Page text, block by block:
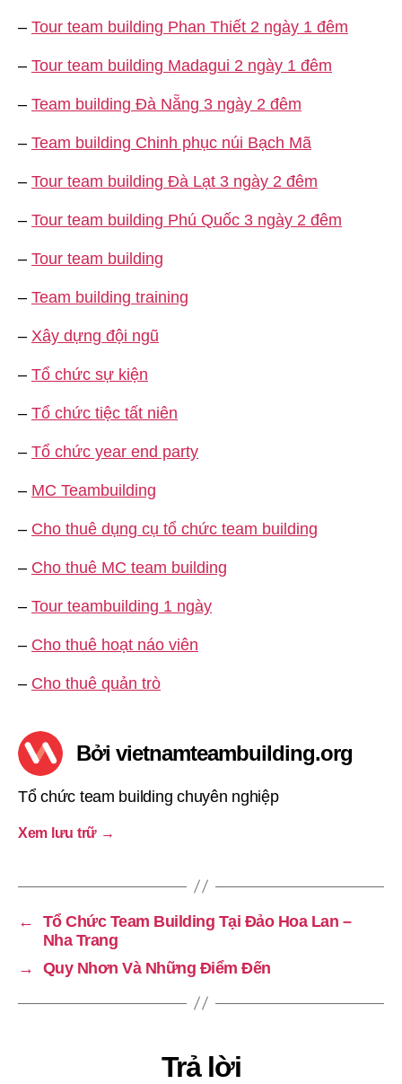
– Tour team building Phan Thiết 2 ngày 1 đêm
– Tour team building Madagui 2 ngày 1 đêm
– Team building Đà Nẵng 3 ngày 2 đêm
– Team building Chinh phục núi Bạch Mã
– Tour team building Đà Lạt 3 ngày 2 đêm
– Tour team building Phú Quốc 3 ngày 2 đêm
– Tour team building
– Team building training
– Xây dựng đội ngũ
– Tổ chức sự kiện
– Tổ chức tiệc tất niên
– Tổ chức year end party
– MC Teambuilding
– Cho thuê dụng cụ tổ chức team building
– Cho thuê MC team building
– Tour teambuilding 1 ngày
– Cho thuê hoạt náo viên
– Cho thuê quản trò
Bởi vietnamteambuilding.org
Tổ chức team building chuyên nghiệp
Xem lưu trữ →
←
Tổ Chức Team Building Tại Đảo Hoa Lan –
Nha Trang
→
Quy Nhơn Và Những Điểm Đến
Trả lời